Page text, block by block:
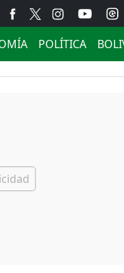
POLÍTICA